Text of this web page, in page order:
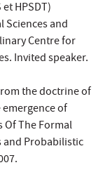
HPSDT)
Sciences and
Centre for
Invited speaker.
the doctrine of
of
The Formal
and Probabilistic